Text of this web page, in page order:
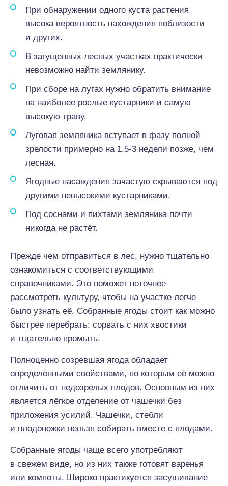
При обнаружении одного куста растения
высока вероятность нахождения поблизости
и других.
В загущенных лесных участках практически
невозможно найти землянику.
При сборе на лугах нужно обратить внимание
на наиболее рослые кустарники и самую
высокую траву.
Луговая земляника вступает в фазу полной
зрелости примерно на 1,5-3 недели позже, чем
лесная.
Ягодные насаждения зачастую скрываются под
другими невысокими кустарниками.
Под соснами и пихтами земляника почти
никогда не растёт.
Прежде чем отправиться в лес, нужно тщательно
ознакомиться с соответствующими
справочниками. Это поможет поточнее
рассмотреть культуру, чтобы на участке легче
было узнать её. Собранные ягоды стоит как можно
быстрее перебрать: сорвать с них хвостики
и тщательно промыть.
Полноценно созревшая ягода обладает
определёнными свойствами, по которым её можно
отличить от недозрелых плодов. Основным из них
является лёгкое отделение от чашечки без
приложения усилий. Чашечки, стебли
и плодоножки нельзя собирать вместе с плодами.
Собранные ягоды чаще всего употребляют
в свежем виде, но из них также готовят варенья
или компоты. Широко практикуется засушивание